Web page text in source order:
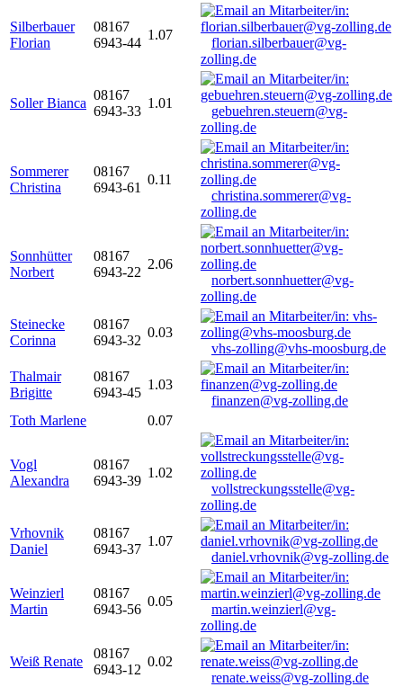
Silberbauer
Florian
08167
6943-44
1.07
florian.silberbauer@vg-
zolling.de
Soller Bianca
08167
6943-33
1.01
gebuehren.steuern@vg-
zolling.de
Sommerer
Christina
08167
6943-61
0.11
christina.sommerer@vg-
zolling.de
Sonnhütter
Norbert
08167
6943-22
2.06
norbert.sonnhuetter@vg-
zolling.de
Steinecke
Corinna
08167
6943-32
0.03
vhs-zolling@vhs-moosburg.de
Thalmair
Brigitte
08167
6943-45
1.03
finanzen@vg-zolling.de
Toth Marlene
0.07
Vogl
Alexandra
08167
6943-39
1.02
vollstreckungsstelle@vg-
zolling.de
Vrhovnik
Daniel
08167
6943-37
1.07
daniel.vrhovnik@vg-zolling.de
Weinzierl
Martin
08167
6943-56
0.05
martin.weinzierl@vg-
zolling.de
Weiß Renate
08167
6943-12
0.02
renate.weiss@vg-zolling.de